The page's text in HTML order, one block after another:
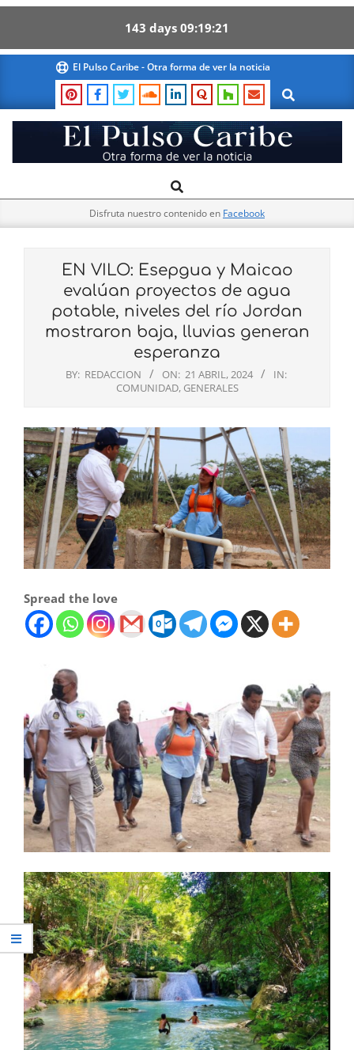
143 days 09 19 20
content
El Pulso Caribe - Otra forma de ver la noticia
Search
El
Pulso
Navigation
Search
Disfruta nuestro contenido en Facebook
EN VILO: Esepgua y Maicao
evalúan proyectos de agua
potable, niveles del río Jordan
mostraron baja, lluvias generan
esperanza
BY: REDACCION ON: 21 ABRIL, 2024
IN:
COMUNIDAD, GENERALES
Spread the love